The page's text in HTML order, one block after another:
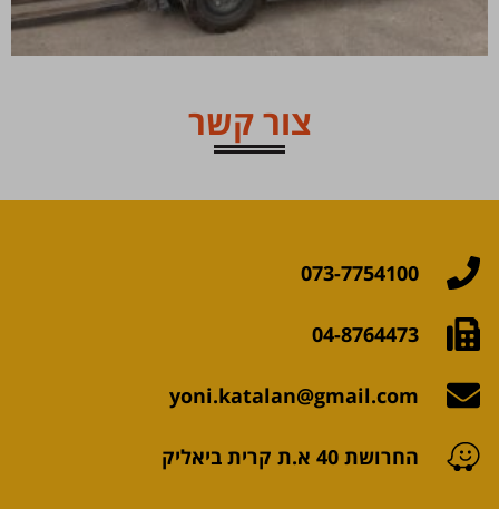
צור קשר
073-7754100
04-8764473
yoni.katalan@gmail.com
החרושת 40 א.ת קרית ביאליק